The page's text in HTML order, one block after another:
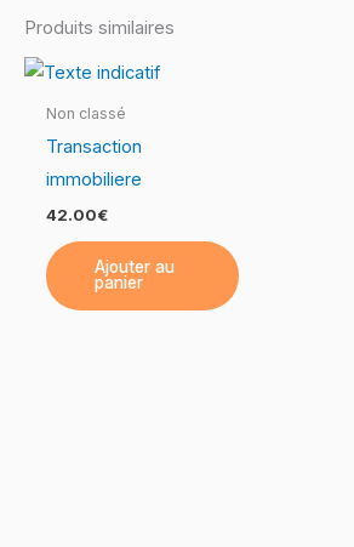
Produits similaires
Non classé
Transaction
immobiliere
42.00€
Ajouter au
panier